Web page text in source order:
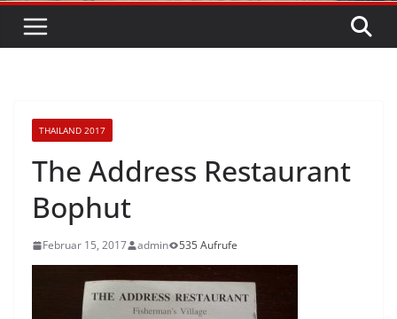
THAILAND 2017
The Address Restaurant
Bophut
Februar 15, 2017 admin 535 Aufrufe